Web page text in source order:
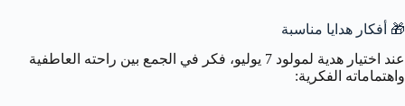
🎁 أفكار هدايا مناسبة
عند اختيار هدية لمولود 7 يوليو، فكر في الجمع بين راحته العاطفية
واهتماماته الفكرية: